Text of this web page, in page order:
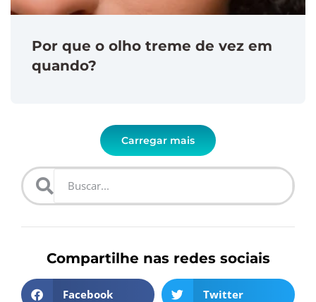
Por que o olho treme de vez em
quando?
Carregar mais
Compartilhe nas redes sociais
Facebook Twitter